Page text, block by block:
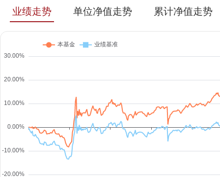
业绩走势 单位净值走势 累计净值走势